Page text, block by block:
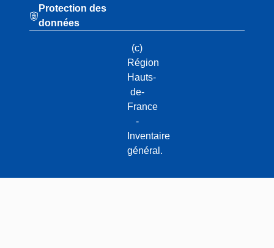
Protection des
données
(c)
Région
Hauts-
de-
France
-
Inventaire
général.